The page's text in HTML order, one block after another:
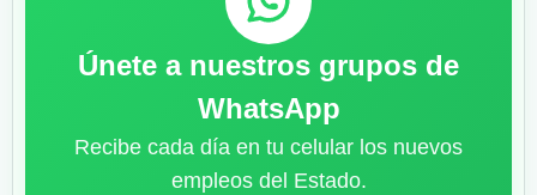
Únete a nuestros grupos de
WhatsApp
Recibe cada día en tu celular los nuevos
empleos del Estado.